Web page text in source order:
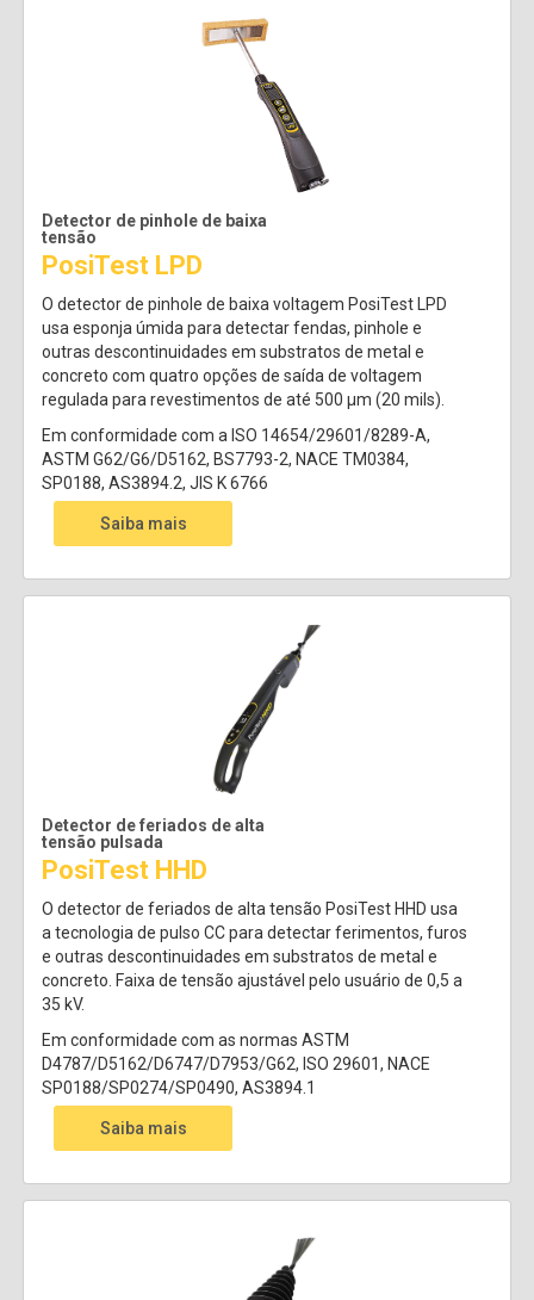
Detector de pinhole de baixa
tensão
PosiTest LPD
O detector de pinhole de baixa voltagem PosiTest LPD
usa esponja úmida para detectar fendas, pinhole e
outras descontinuidades em substratos de metal e
concreto com quatro opções de saída de voltagem
regulada para revestimentos de até 500 µm (20 mils).
Em conformidade com a ISO 14654/29601/8289-A,
ASTM G62/G6/D5162, BS7793-2, NACE TM0384,
SP0188, AS3894.2, JIS K 6766
Saiba mais
Detector de feriados de alta
tensão pulsada
PosiTest HHD
O detector de feriados de alta tensão PosiTest HHD usa
a tecnologia de pulso CC para detectar ferimentos, furos
e outras descontinuidades em substratos de metal e
concreto. Faixa de tensão ajustável pelo usuário de 0,5 a
35 kV.
Em conformidade com as normas ASTM
D4787/D5162/D6747/D7953/G62, ISO 29601, NACE
SP0188/SP0274/SP0490, AS3894.1
Saiba mais